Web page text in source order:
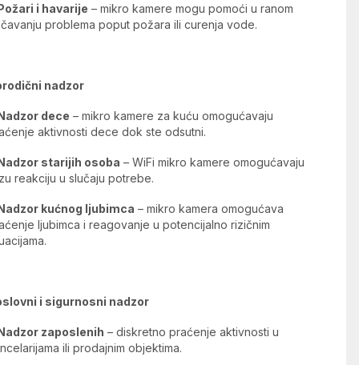
i havarije – mikro kamere mogu pomoći u ranom
problema poput požara ili curenja vode.
nadzor
dece – mikro kamere za kuću omogućavaju
aktivnosti dece dok ste odsutni.
starijih osoba – WiFi mikro kamere omogućavaju
reakciju u slučaju potrebe.
kućnog ljubimca – mikro kamera omogućava
ljubimca i reagovanje u potencijalno rizičnim
i sigurnosni nadzor
zaposlenih – diskretno praćenje aktivnosti u
ili prodajnim objektima.